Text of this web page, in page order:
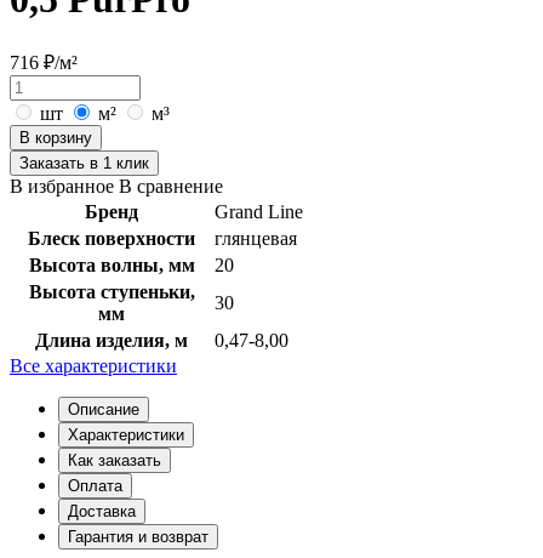
716 ₽/м²
шт м² м³
В корзину
Заказать в 1 клик
В избранное В сравнение
Бренд
Grand Line
Блеск поверхности
глянцевая
Высота волны, мм
20
Высота ступеньки,
мм
30
Длина изделия, м
0,47-8,00
Все характеристики
Описание
Характеристики
Как заказать
Оплата
Доставка
Гарантия и возврат